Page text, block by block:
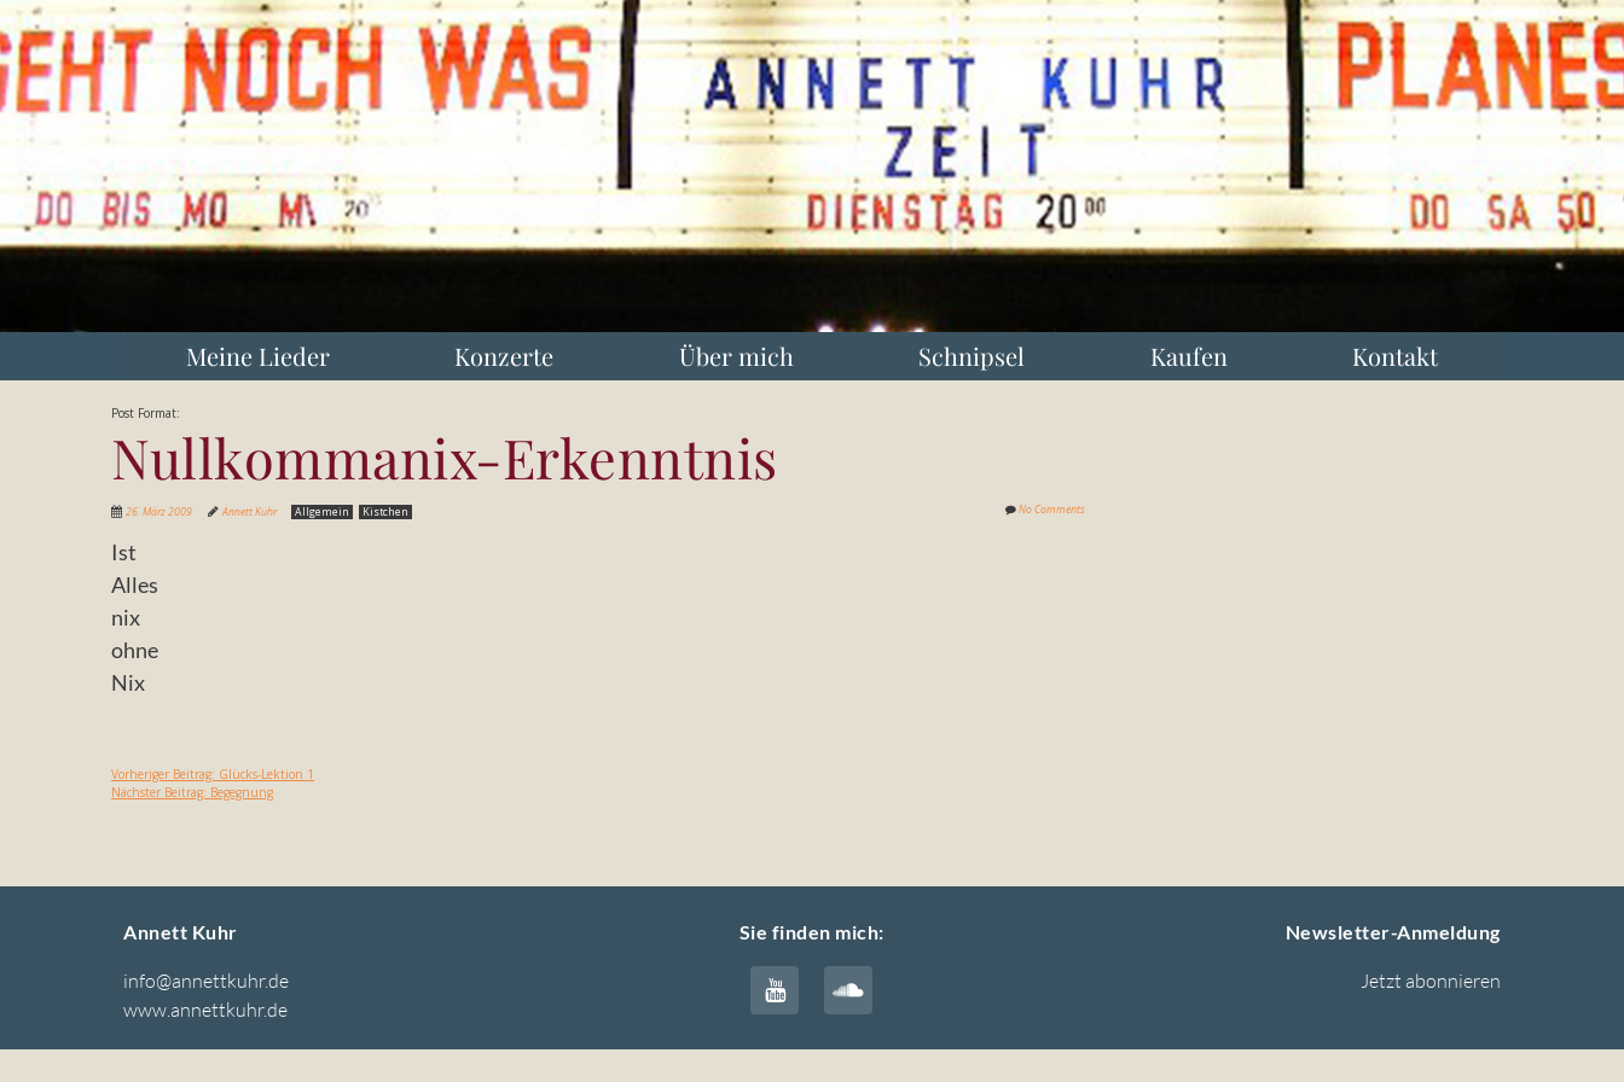
Meine Lieder Konzerte Über mich Schnipsel Kaufen Kontakt
Post Format:
Nullkommanix-Erkenntnis
26. März 2009 Annett Kuhr Allgemein Kistchen No Comments
Ist
Alles
nix
ohne
Nix
Vorheriger Beitrag: Glücks-Lektion 1
Nächster Beitrag: Begegnung
Annett Kuhr
info@annettkuhr.de
www.annettkuhr.de
Sie finden mich: Newsletter-Anmeldung
Jetzt abonnieren